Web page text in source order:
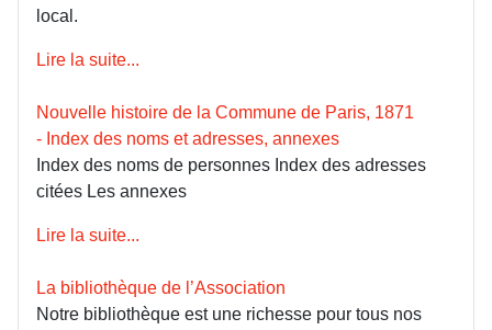
local.
Lire la suite...
Nouvelle histoire de la Commune de Paris, 1871
- Index des noms et adresses, annexes
Index des noms de personnes Index des adresses
citées Les annexes
Lire la suite...
La bibliothèque de l’Association
Notre bibliothèque est une richesse pour tous nos